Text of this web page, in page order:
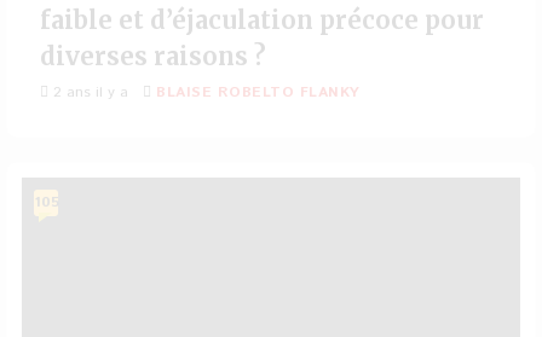
faible et d’éjaculation précoce pour
diverses raisons ?
2 ans il y a BLAISE ROBELTO FLANKY
105